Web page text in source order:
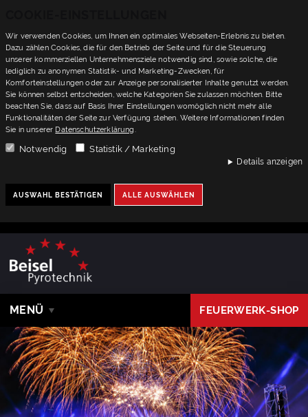
Wir verwenden Cookies, um Ihnen ein optimales Webseiten-Erlebnis zu bieten.
Dazu zählen Cookies, die für den Betrieb der Seite und für die Steuerung
unserer kommerziellen Unternehmensziele notwendig sind, sowie solche, die
lediglich zu anonymen Statistik- und Marketing-Zwecken, für
Komforteinstellungen oder zur Anzeige personalisierter Inhalte genutzt werden.
Sie können selbst entscheiden, welche Kategorien Sie zulassen möchten. Bitte
beachten Sie, dass auf Basis Ihrer Einstellungen womöglich nicht mehr alle
Funktionalitäten der Seite zur Verfügung stehen. Weitere Informationen finden
Sie in unserer Datenschutzerklärung.
Notwendig Statistik / Marketing
Details anzeigen
AUSWAHL BESTÄTIGEN ALLE AUSWÄHLEN
MENÜ FEUERWERK-SHOP